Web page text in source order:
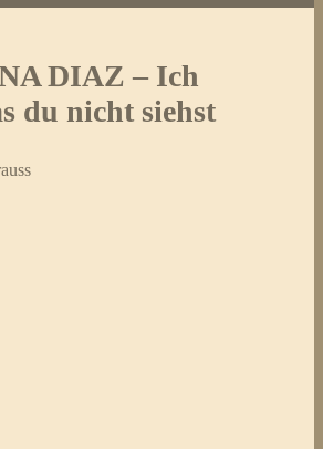
DIAZ – Ich
du nicht siehst